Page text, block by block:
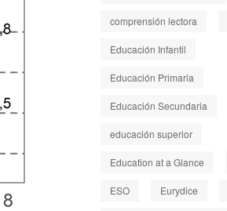
comprensión lectora
Educación Infantil
Educación Primaria
Educación Secundaria
educación superior
Education at a Glance
ESO Eurydice